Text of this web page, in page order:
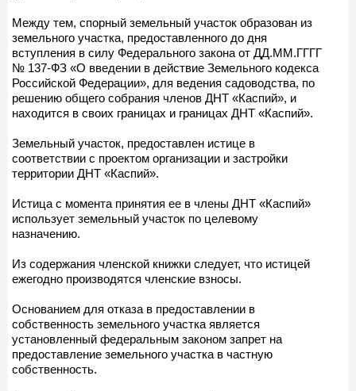
Между тем, спорный земельный участок образован из
земельного участка, предоставленного до дня
вступления в силу Федерального закона от ДД.ММ.ГГГГ
№ 137-ФЗ «О введении в действие Земельного кодекса
Российской Федерации», для ведения садоводства, по
решению общего собрания членов ДНТ «Каспий», и
находится в своих границах и границах ДНТ «Каспий».
Земельный участок, предоставлен истице в
соответствии с проектом организации и застройки
территории ДНТ «Каспий».
Истица с момента принятия ее в члены ДНТ «Каспий»
использует земельный участок по целевому
назначению.
Из содержания членской книжки следует, что истицей
ежегодно производятся членские взносы.
Основанием для отказа в предоставлении в
собственность земельного участка является
установленный федеральным законом запрет на
предоставление земельного участка в частную
собственность.